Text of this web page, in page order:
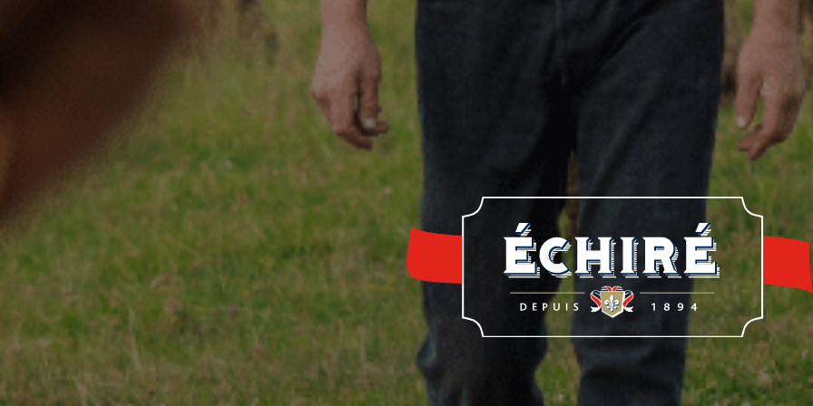
ACCUEIL
130 ANS
ÉCHIRÉ
Notre histoire Notre savoir-faire Nos éleveurs
NOS PRODUITS
D’EXCELLENCE
Beurrerie Échiré Laits
LE BEURRE